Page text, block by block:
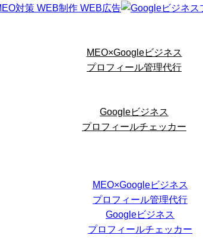
MEO×Googleビジネス
プロフィール管理代行
Googleビジネス
プロフィールチェッカー
MEO×Googleビジネス
プロフィール管理代行
Googleビジネス
プロフィールチェッカー